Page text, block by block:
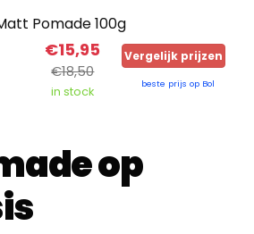
Pomade 100g
€15,95
€18,50
in stock
Vergelijk prijzen
beste prijs op Bol
op